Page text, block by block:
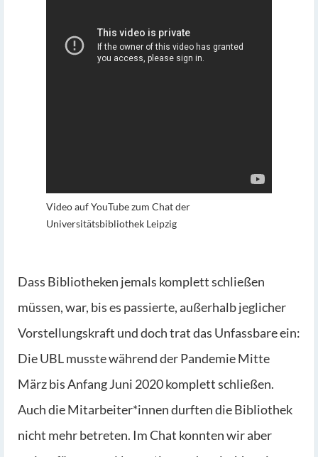
Video auf YouTube zum Chat der
Universitätsbibliothek Leipzig
Dass Bibliotheken jemals komplett schließen
müssen, war, bis es passierte, außerhalb jeglicher
Vorstellungskraft und doch trat das Unfassbare ein:
Die UBL musste während der Pandemie Mitte
März bis Anfang Juni 2020 komplett schließen.
Auch die Mitarbeiter*innen durften die Bibliothek
nicht mehr betreten. Im Chat konnten wir aber